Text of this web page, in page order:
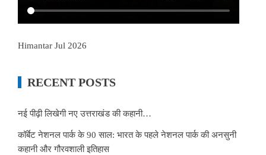
Himantar Jul 2026
RECENT POSTS
नई पीढ़ी लिखेगी नए उत्तराखंड की कहानी…
कॉर्बेट नेशनल पार्क के 90 साल: भारत के पहले नेशनल पार्क की अनसुनी
कहानी और गौरवशाली इतिहास